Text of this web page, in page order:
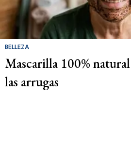
BELLEZA
Mascarilla 100%
las arrugas